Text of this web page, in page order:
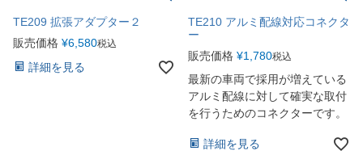
TE209 拡張アダプター２
販売価格 ¥6,580税込
詳細を見る
TE210 アルミ配線対応コネクタ
ー
販売価格 ¥1,780税込
最新の車両で採用が増えている
アルミ配線に対して確実な取付
を行うためのコネクターです。
詳細を見る